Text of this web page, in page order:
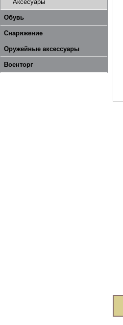
Аксесуары
Обувь
Снаряжение
Оружейные аксессуары
Военторг